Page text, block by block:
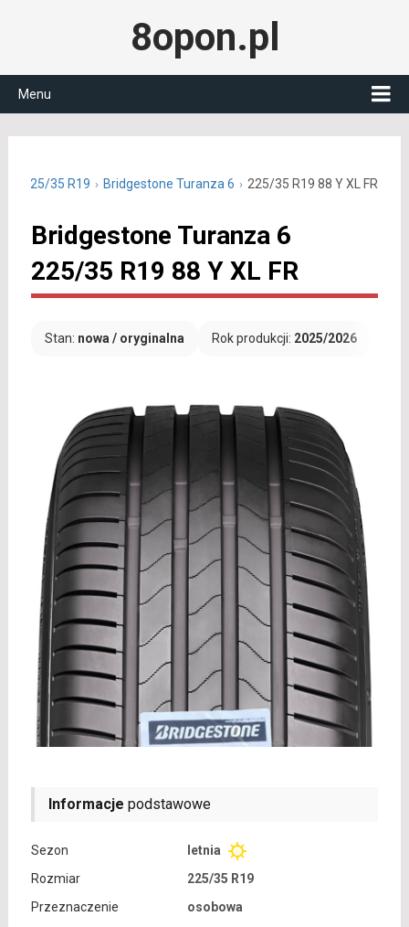
8opon.pl
Menu
225/35 R19 Bridgestone Turanza 6 225/35 R19 88 Y XL FR
Bridgestone Turanza 6
225/35 R19 88 Y XL FR
Stan: nowa / oryginalna Rok produkcji: 2025/2026
Informacje podstawowe
Sezon
letnia
Rozmiar
225/35 R19
Przeznaczenie
osobowa